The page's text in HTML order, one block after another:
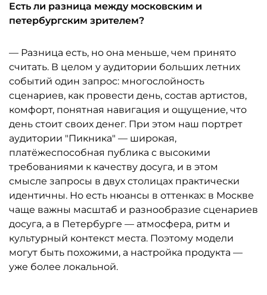
Есть ли разница между московским и
петербургским зрителем?
— Разница есть, но она меньше, чем принято
считать. В целом у аудитории больших летних
событий один запрос: многослойность
сценариев, как провести день, состав артистов,
комфорт, понятная навигация и ощущение, что
день стоит своих денег. При этом наш портрет
аудитории "Пикника" — широкая,
платёжеспособная публика с высокими
требованиями к качеству досуга, и в этом
смысле запросы в двух столицах практически
идентичны. Но есть нюансы в оттенках: в Москве
чаще важны масштаб и разнообразие сценариев
досуга, а в Петербурге — атмосфера, ритм и
культурный контекст места. Поэтому модели
могут быть похожими, а настройка продукта —
уже более локальной.